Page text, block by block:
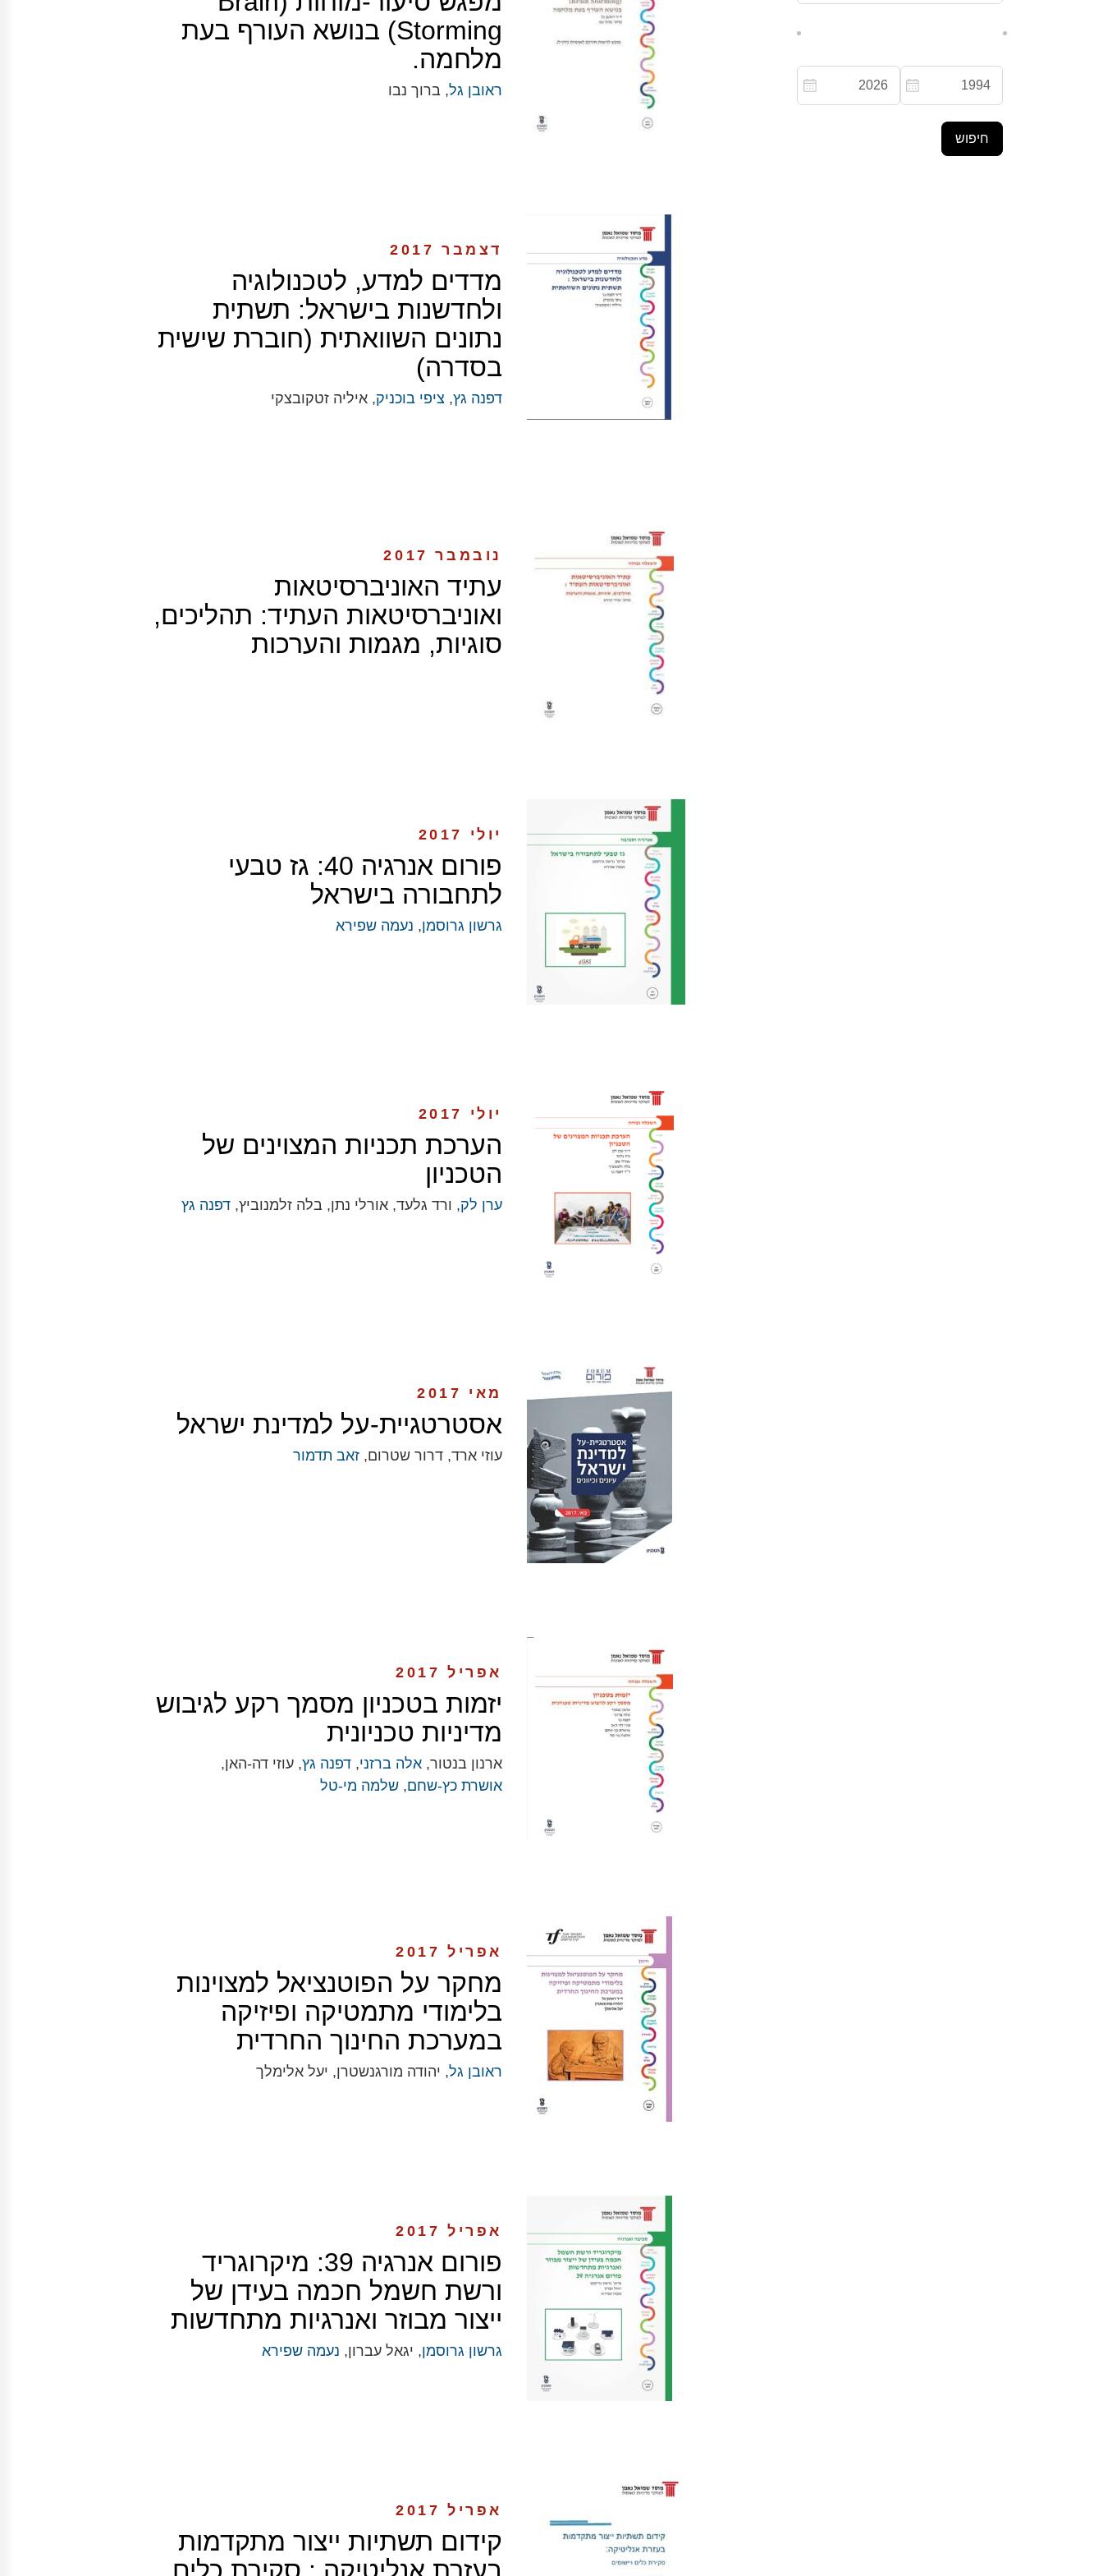
Storming) בנושא העורף בעת
מלחמה.
ראובן גל, ברוך נבו
דצמבר 2017
מדדים למדע, לטכנולוגיה
ולחדשנות בישראל: תשתית
נתונים השוואתית (חוברת שישית
בסדרה)
דפנה גץ, ציפי בוכניק, איליה זטקובצקי
נובמבר 2017
עתיד האוניברסיטאות
ואוניברסיטאות העתיד: תהליכים,
סוגיות, מגמות והערכות
יולי 2017
פורום אנרגיה 40: גז טבעי
לתחבורה בישראל
גרשון גרוסמן, נעמה שפירא
יולי 2017
הערכת תכניות המצוינים של
הטכניון
ערן לק, ורד גלעד, אורלי נתן, בלה זלמנוביץ, דפנה גץ
מאי 2017
אסטרטגיית-על למדינת ישראל
עוזי ארד, דרור שטרום, זאב תדמור
אפריל 2017
יזמות בטכניון מסמך רקע לגיבוש
מדיניות טכניונית
ארנון בנטור, אלה ברזני, דפנה גץ, עוזי דה-האן,
אושרת כץ-שחם, שלמה מי-טל
אפריל 2017
מחקר על הפוטנציאל למצוינות
בלימודי מתמטיקה ופיזיקה
במערכת החינוך החרדית
ראובן גל, יהודה מורגנשטרן, יעל אלימלך
אפריל 2017
פורום אנרגיה 39: מיקרוגריד
ורשת חשמל חכמה בעידן של
ייצור מבוזר ואנרגיות מתחדשות
גרשון גרוסמן, יגאל עברון, נעמה שפירא
אפריל 2017
קידום תשתיות ייצור מתקדמות